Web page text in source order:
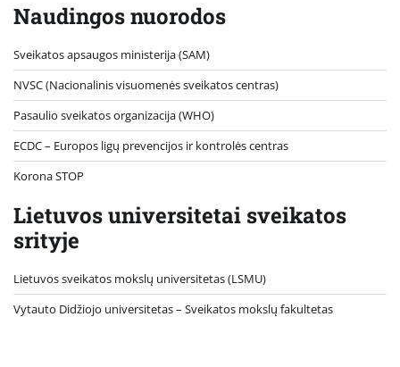
Naudingos nuorodos
Sveikatos apsaugos ministerija (SAM)
NVSC (Nacionalinis visuomenės sveikatos centras)
Pasaulio sveikatos organizacija (WHO)
ECDC – Europos ligų prevencijos ir kontrolės centras
Korona STOP
Lietuvos universitetai sveikatos
srityje
Lietuvos sveikatos mokslų universitetas (LSMU)
Vytauto Didžiojo universitetas– Sveikatos mokslų fakultetas